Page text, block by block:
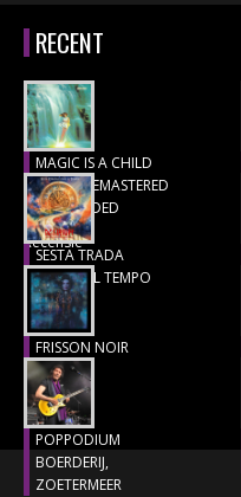
RECENT
MAGIC IS A CHILD
(1977), REMASTERED
& EXTENDED
Recensie
SESTA TRADA
LUNGO IL TEMPO
Recensie
FRISSON NOIR
Recensie
POPPODIUM
BOERDERIJ,
ZOETERMEER